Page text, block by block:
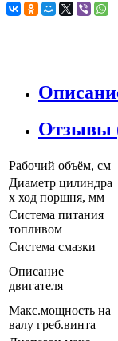
Отзывы
Рабочий объём, см
Диаметр цилиндра
х ход поршня, мм
Система питания
топливом
Система смазки
Описание
двигателя
Макс.мощность на
валу греб.винта